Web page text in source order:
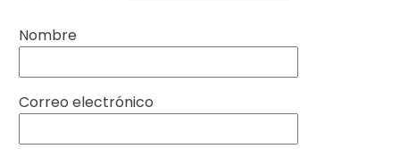
Nombre
Correo electrónico